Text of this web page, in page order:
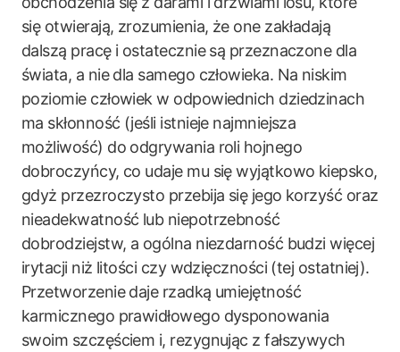
się otwierają, zrozumienia, że one zakładają
dalszą pracę i ostatecznie są przeznaczone dla
świata, a nie dla samego człowieka. Na niskim
poziomie człowiek w odpowiednich dziedzinach
ma skłonność (jeśli istnieje najmniejsza
możliwość) do odgrywania roli hojnego
dobroczyńcy, co udaje mu się wyjątkowo kiepsko,
gdyż przezroczysto przebija się jego korzyść oraz
nieadekwatność lub niepotrzebność
dobrodziejstw, a ogólna niezdarność budzi więcej
irytacji niż litości czy wdzięczności (tej ostatniej).
Przetworzenie daje rzadką umiejętność
karmicznego prawidłowego dysponowania
swoim szczęściem i, rezygnując z fałszywych